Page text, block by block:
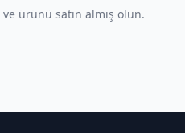
ve ürünü satın almış olun.